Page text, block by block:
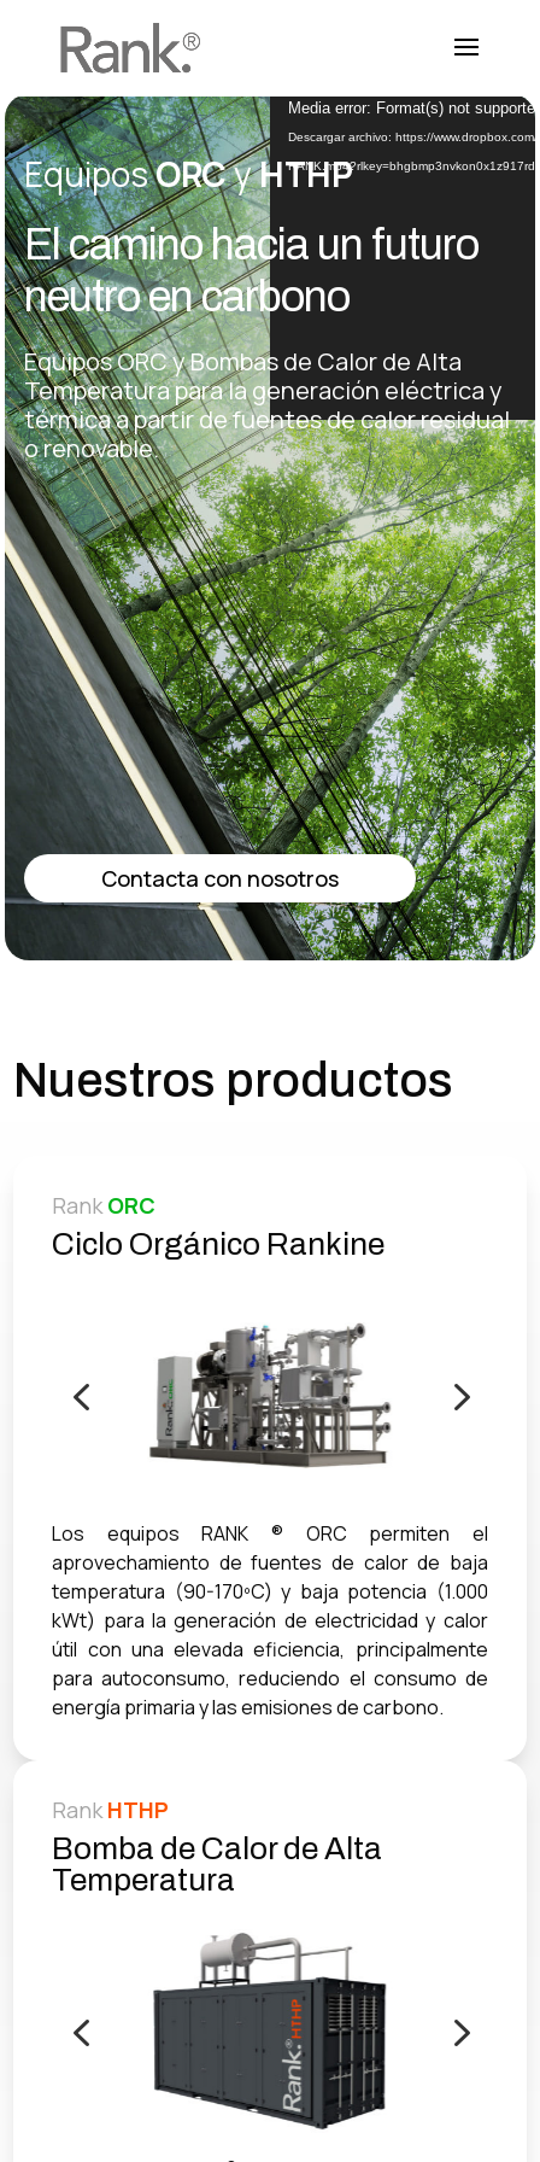
Reproductor
de
vídeo
Media error: Format(s) not
Descargar archivo: https://
EquiposORCyHTHP
El camino hacia un futuro
neutro en carbono
Equipos ORC y Bombas de Calor de Alta
Temperatura para la generación eléctrica y
térmica a partir de fuentes de calor residual
o renovable.
Contacta con nosotros
Nuestros productos
RankORC
Ciclo Orgánico Rankine
4 5
Los equipos RANK ® ORC permiten el
aprovechamiento de fuentes de calor de baja
temperatura (90-170ºC) y baja potencia (1.000
kWt) para la generación de electricidad y calor
útil con una elevada eficiencia, principalmente
para autoconsumo, reduciendo el consumo de
energía primaria y las emisiones de carbono.
RankHTHP
Bomba de Calor de Alta
Temperatura
4 5